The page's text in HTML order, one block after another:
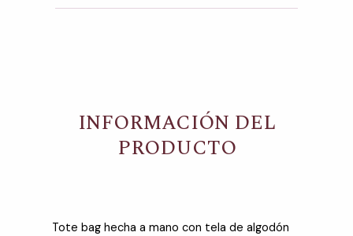
INFORMACIÓN DEL
PRODUCTO
Tote bag hecha a mano con tela de algodón